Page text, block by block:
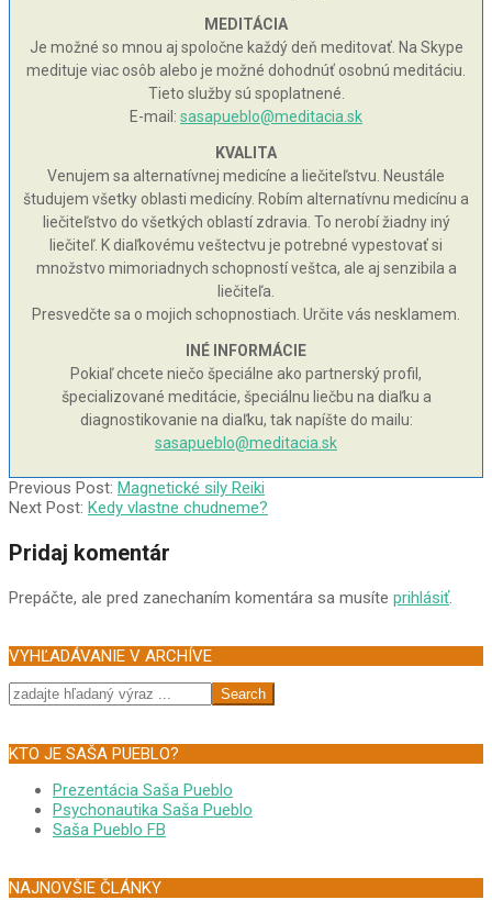
MEDITÁCIA
Je možné so mnou aj spoločne každý deň meditovať. Na Skype
medituje viac osôb alebo je možné dohodnúť osobnú meditáciu.
Tieto služby sú spoplatnené.
E-mail: sasapueblo@meditacia.sk
KVALITA
Venujem sa alternatívnej medicíne a liečiteľstvu. Neustále
študujem všetky oblasti medicíny. Robím alternatívnu medicínu a
liečiteľstvo do všetkých oblastí zdravia. To nerobí žiadny iný
liečiteľ. K diaľkovému veštectvu je potrebné vypestovať si
množstvo mimoriadnych schopností veštca, ale aj senzibila a
liečiteľa.
Presvedčte sa o mojich schopnostiach. Určite vás nesklamem.
INÉ INFORMÁCIE
Pokiaľ chcete niečo špeciálne ako partnerský profil,
špecializované meditácie, špeciálnu liečbu na diaľku a
diagnostikovanie na diaľku, tak napíšte do mailu:
sasapueblo@meditacia.sk
2005-
01-
Previous Post: Magnetické sily Reiki
Next Post: Kedy vlastne chudneme?
Pridaj komentár
Prepáčte, ale pred zanechaním komentára sa musíte prihlásiť.
VYHĽADÁVANIE V ARCHÍVE
Search
KTO JE SAŠA PUEBLO?
Prezentácia Saša Pueblo
Psychonautika Saša Pueblo
Saša Pueblo FB
NAJNOVŠIE ČLÁNKY